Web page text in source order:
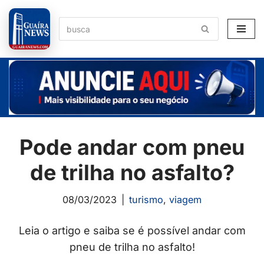
Pular
para
o
conteúdo
Pode andar com pneu
de trilha no asfalto?
08/03/2023 turismo, viagem
Leia o artigo e saiba se é possível andar com
pneu de trilha no asfalto!